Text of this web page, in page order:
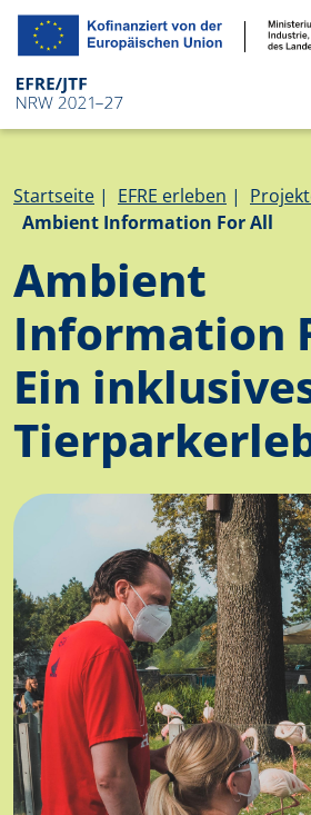
Direkt zum Inhalt
Pfadnavigation
Startseite EFRE erleben
Ambient Information For All
Ambient
Information
Ein